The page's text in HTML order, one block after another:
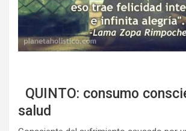
QUINTO: consumo
salud